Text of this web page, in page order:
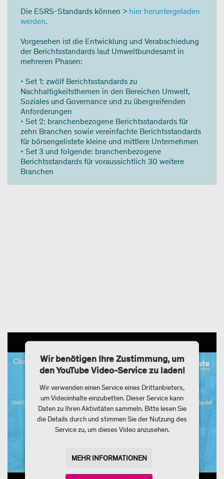
Die ESRS-Standards können > hier heruntergeladen
werden.
Vorgesehen ist die Entwicklung und Verabschiedung
der Berichtsstandards laut Umweltbundesamt in
mehreren Phasen:
• Set 1: zwölf Berichtsstandards zu
Nachhaltigkeitsthemen in den Bereichen Umwelt,
Soziales und Governance und zu übergreifenden
Anforderungen
• Set 2: branchenbezogene Berichtsstandards für
zehn Branchen sowie vereinfachte Berichtsstandards
für börsengelistete kleine und mittlere Unternehmen
• Set 3 und folgende: branchenbezogene
Berichtsstandards für voraussichtlich 30 weitere
Branchen
Wir benötigen Ihre Zustimmung, um
den YouTube Video-Service zu laden!
Wir verwenden einen Service eines Drittanbieters,
um Videoinhalte einzubetten. Dieser Service kann
Daten zu Ihren Aktivitäten sammeln. Bitte lesen Sie
die Details durch und stimmen Sie der Nutzung des
Service zu, um dieses Video anzusehen.
MEHR INFORMATIONEN